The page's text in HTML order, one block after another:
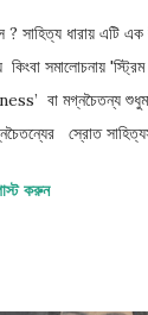
সাহিত্য ধারায় এটি এক
সমালোচনায়
বা মগ্নচৈতন্য
স্রোত
বর্ণনা করতে
করুন